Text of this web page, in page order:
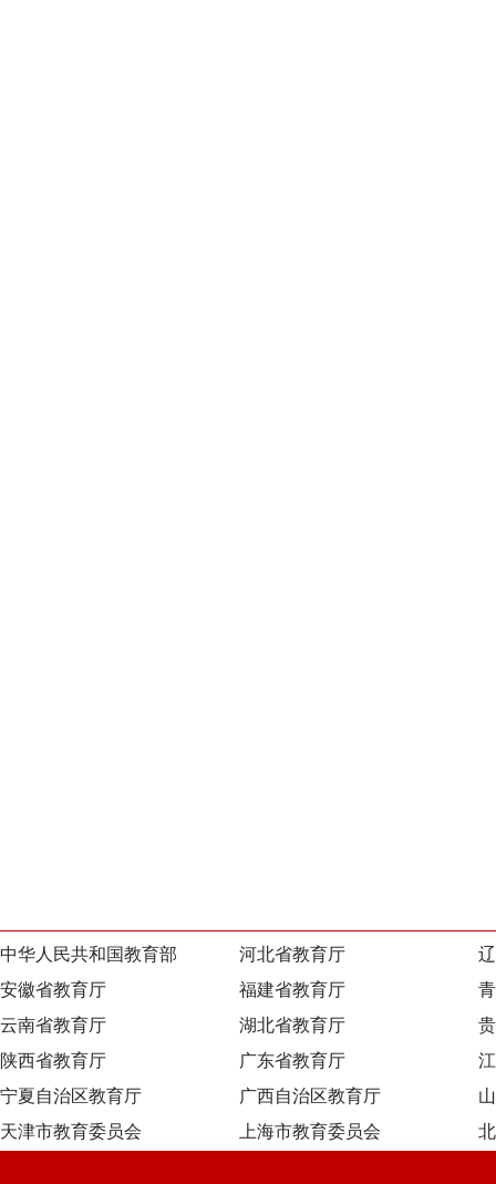
中华人民共和国教育部 河北省教育厅
安徽省教育厅
福建省教育厅
云南省教育厅
湖北省教育厅
陕西省教育厅
广东省教育厅
宁夏自治区教育厅
广西自治区教育厅
天津市教育委员会
上海市教育委员会